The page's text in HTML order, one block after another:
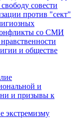
совести
против "сект"
со СМИ
и обществе
и
и призывы к
экстремизму